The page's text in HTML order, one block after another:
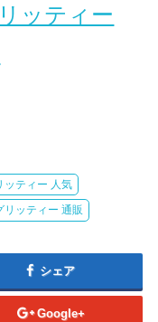
ッティー
ッティー 人気
リッティー 通販
シェア
Google+